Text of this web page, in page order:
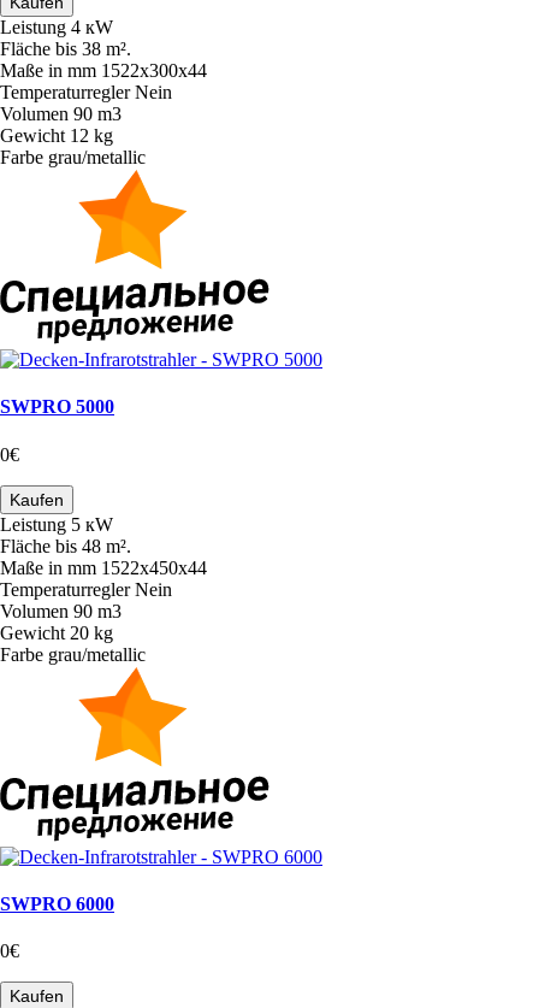
Leistung 4 кW
Fläche bis 38 m².
Maße in mm 1522х300х44
Temperaturregler Nein
Volumen 90 m3
Gewicht 12 kg
Farbe grau/metallic
SWPRO 5000
0€
Kaufen
Leistung 5 кW
Fläche bis 48 m².
Maße in mm 1522х450х44
Temperaturregler Nein
Volumen 90 m3
Gewicht 20 kg
Farbe grau/metallic
SWPRO 6000
0€
Kaufen